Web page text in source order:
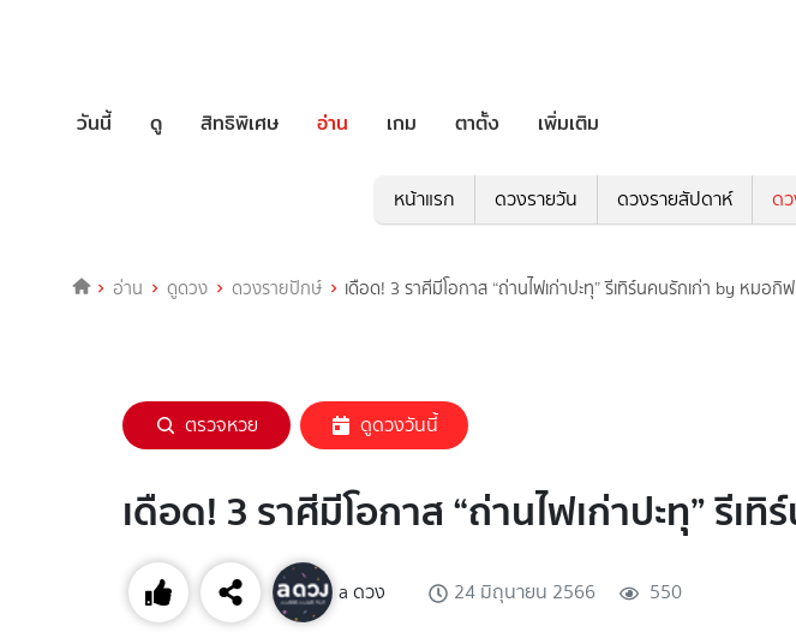
วันนี้ ดู สิทธิพิเศษ อ่าน เกม ตาตั้ง เพิ่มเติม
หน้าแรก ดวงรายวัน ดวงรายสัปดาห์ ด
อ่าน ดูดวง ดวงรายปักษ์ เดือด! 3 ราศีมีโอกาส “ถ่านไฟเก่าปะทุ” รีเทิร์นคนรักเก่า by หมอ
ตรวจหวย ดูดวงวันนี้
เดือด! 3 ราศีมีโอกาส “ถ่านไฟเก่าปะทุ” รี
a ดวง 24 มิถุนายน 2566 550